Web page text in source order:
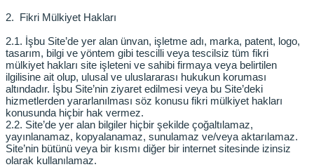
2. Fikri Mülkiyet Hakları
2.1. İşbu Site’de yer alan ünvan, işletme adı, marka, patent, logo,
tasarım, bilgi ve yöntem gibi tescilli veya tescilsiz tüm fikri
mülkiyet hakları site işleteni ve sahibi firmaya veya belirtilen
ilgilisine ait olup, ulusal ve uluslararası hukukun koruması
altındadır. İşbu Site’nin ziyaret edilmesi veya bu Site’deki
hizmetlerden yararlanılması söz konusu fikri mülkiyet hakları
konusunda hiçbir hak vermez.
2.2. Site’de yer alan bilgiler hiçbir şekilde çoğaltılamaz,
yayınlanamaz, kopyalanamaz, sunulamaz ve/veya aktarılamaz.
Site’nin bütünü veya bir kısmı diğer bir internet sitesinde izinsiz
olarak kullanılamaz.